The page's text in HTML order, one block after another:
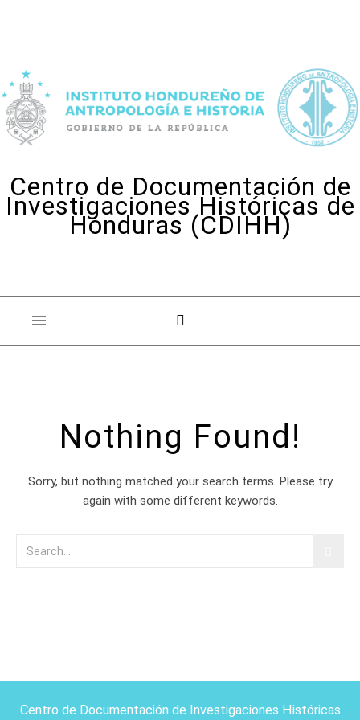
Centro de Documentación de
Investigaciones Históricas de
Honduras (CDIHH)
Nothing Found!
Sorry, but nothing matched your search terms. Please try
again with some different keywords.
Centro de Documentación de Investigaciones Históricas